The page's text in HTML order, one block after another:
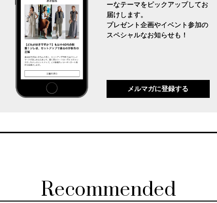
ーなテーマをピックアップしてお
届けします。
プレゼント企画やイベント参加の
スペシャルなお知らせも！
メルマガに登録する
Recommended